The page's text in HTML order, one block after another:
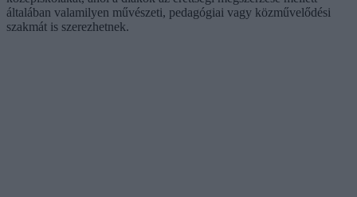
általában valamilyen művészeti, pedagógiai vagy közművelődési
szakmát is szerezhetnek.